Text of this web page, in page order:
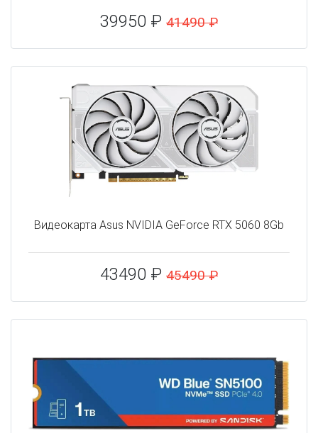
39950 ₽ 41490 ₽
Видеокарта Asus NVIDIA GeForce RTX 5060 8Gb
43490 ₽ 45490 ₽